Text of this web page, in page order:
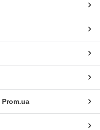
Prom.ua